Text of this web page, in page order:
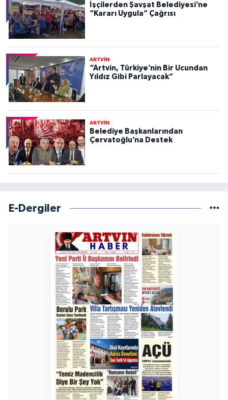
İşçilerden Şavşat Belediyesi’ne
“Kararı Uygula” Çağrısı
ARTVİN
“Artvin, Türkiye’nin Bir Ucundan
Yıldız Gibi Parlayacak”
ARTVİN
Belediye Başkanlarından
Çervatoğlu’na Destek
E-Dergiler